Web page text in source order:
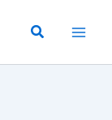
Buscar